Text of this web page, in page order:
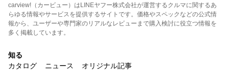
carview!（カービュー）はLINEヤフー株式会社が運営するクルマに関するあ
らゆる情報やサービスを提供するサイトです。価格やスペックなどの公式情
報から、ユーザーや専門家のリアルなレビューまで購入検討に役立つ情報を
多く掲載しています。
知る
カタログ
ニュース オリジナル記事